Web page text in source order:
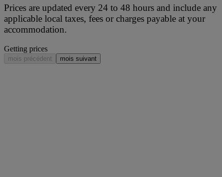
Prices are updated every 24 to 48 hours and include any
applicable local taxes, fees or charges payable at your
accommodation.
Getting prices
mois précédent mois suivant